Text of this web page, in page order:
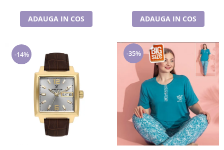
ADAUGA IN COS ADAUGA IN COS
-14% -35%